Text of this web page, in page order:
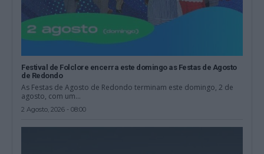
Festival de Folclore encerra este domingo as Festas de Agosto
de Redondo
As Festas de Agosto de Redondo terminam este domingo, 2 de
agosto, com um...
2 Agosto, 2026 - 08:00